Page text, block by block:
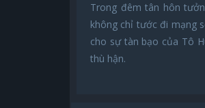
Trong đêm tân hôn
không chỉ tước đi mạng
cho sự tàn bạo của Tô
thù hận.